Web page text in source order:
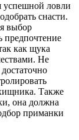
ловли
снасти.
выбор
предпочтение
как щука
Не
Также
она должна
приманки